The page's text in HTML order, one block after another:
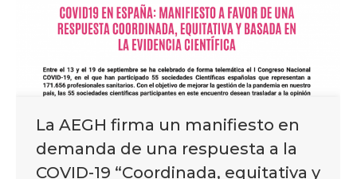
La AEGH firma un manifiesto en
demanda de una respuesta a la
COVID-19 “Coordinada, equitativa y